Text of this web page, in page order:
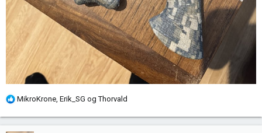
R
MikroKrone, Erik_SG ogThorvald